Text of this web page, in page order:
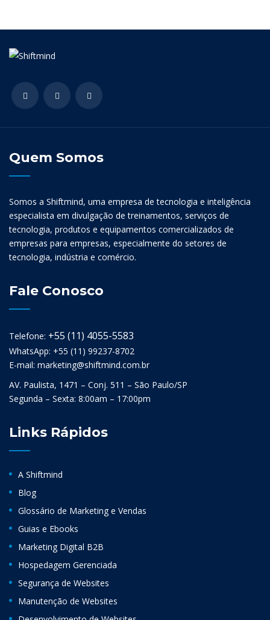
Quem Somos
Somos a Shiftmind, uma empresa de tecnologia e inteligência
especialista em divulgação de treinamentos, serviços de
tecnologia, produtos e equipamentos comercializados de
empresas para empresas, especialmente do setores de
tecnologia, indústria e comércio.
Fale Conosco
Telefone: +55 (11) 4055-5583
WhatsApp: +55 (11) 99237-8702
E-mail: marketing@shiftmind.com.br
AV. Paulista, 1471 – Conj. 511 – São Paulo/SP
Segunda – Sexta: 8:00am – 17:00pm
Links Rápidos
A Shiftmind
Blog
Glossário de Marketing e Vendas
Guias e Ebooks
Marketing Digital B2B
Hospedagem Gerenciada
Segurança de Websites
Manutenção de Websites